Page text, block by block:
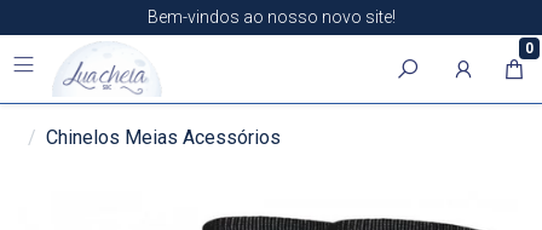
Bem-vindos ao nosso novo site!
0
Chinelos Meias Acessórios